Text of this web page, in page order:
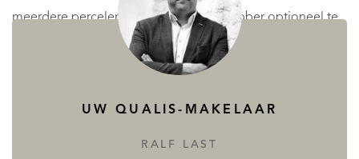
meerdere percelen, en is voor de liefhebber optioneel te
UW QUALIS-MAKELAAR
RALF LAST